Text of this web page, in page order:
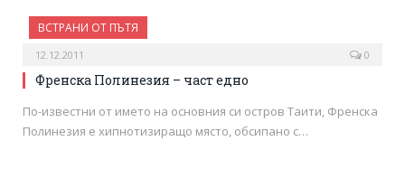
ВСТРАНИ ОТ ПЪТЯ
12.12.2011 0
Френска Полинезия – част едно
По-известни от името на основния си остров Таити, Френска
Полинезия е хипнотизиращо място, обсипано с…